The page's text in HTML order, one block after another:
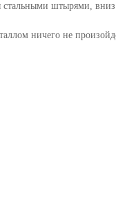
штырями, вниз
ничего не